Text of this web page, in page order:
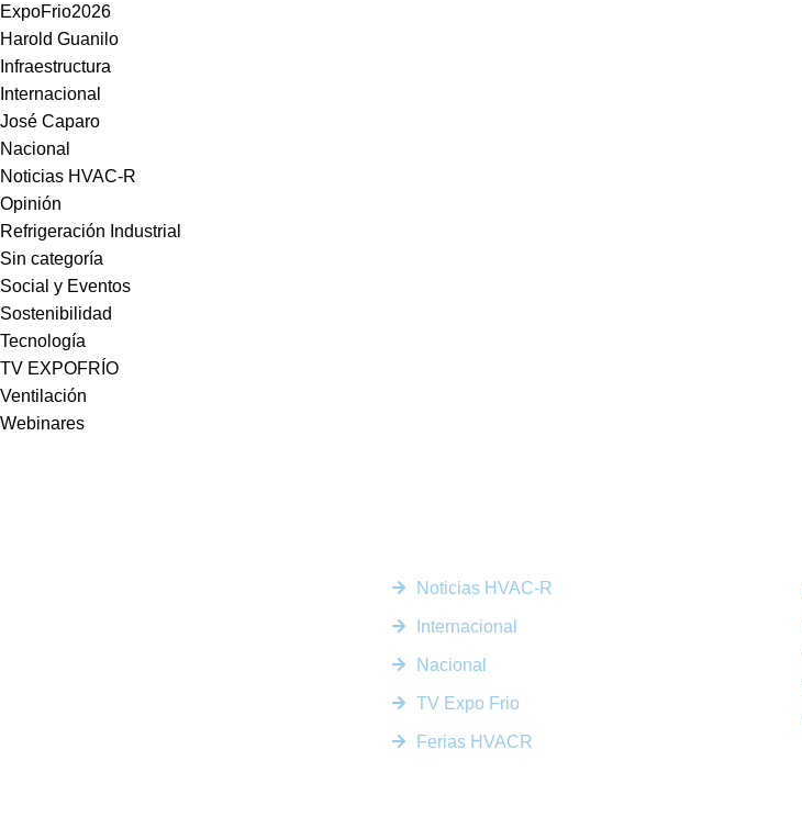
ExpoFrio2026
Harold Guanilo
Infraestructura
Internacional
José Caparo
Nacional
Noticias HVAC-R
Opinión
Refrigeración Industrial
Sin categoría
Social y Eventos
Sostenibilidad
Tecnología
TV EXPOFRÍO
Ventilación
Webinares
Noticias HVAC-R
Internacional
Nacional
TV Expo Frio
Ferias HVACR